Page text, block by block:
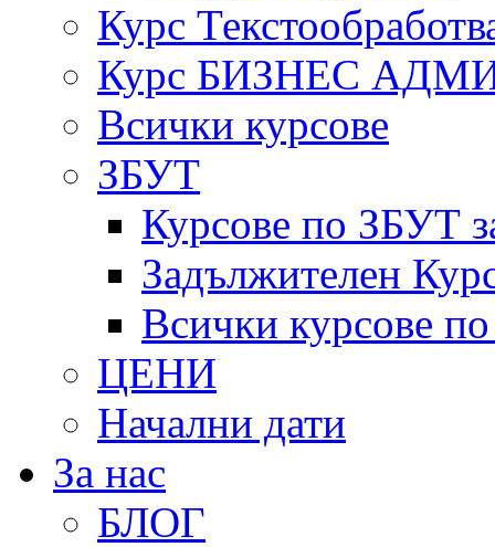
Курс
Курс БИЗНЕС
Всички курсове
ЗБУТ
Курсове по ЗБУТ
Задължителен
Всички курсове
ЦЕНИ
Начални дати
За нас
БЛОГ